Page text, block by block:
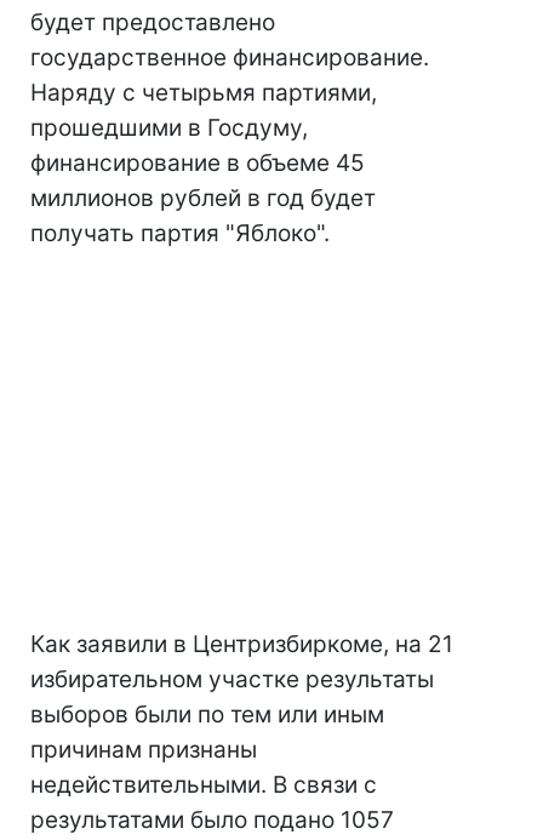
будет предоставлено
государственное финансирование.
Наряду с четырьмя партиями,
прошедшими в Госдуму,
финансирование в объеме 45
миллионов рублей в год будет
получать партия "Яблоко".
Как заявили в Центризбиркоме, на 21
избирательном участке результаты
выборов были по тем или иным
причинам признаны
недействительными. В связи с
результатами было подано 1057